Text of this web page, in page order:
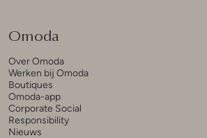
Omoda
Over Omoda
Werken bij Omoda
Boutiques
Omoda-app
Corporate Social
Responsibility
Nieuws